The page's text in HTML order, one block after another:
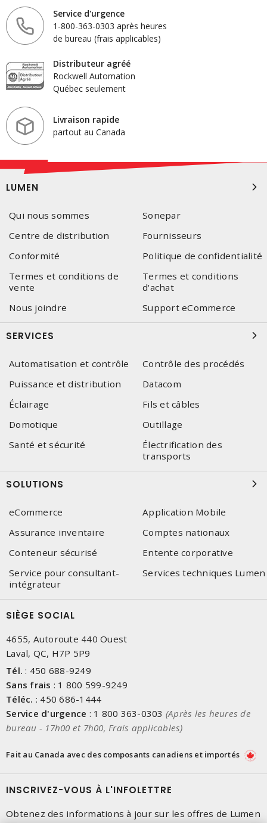
Service d'urgence
1-800-363-0303 après heures
de bureau (frais applicables)
Distributeur agréé
Rockwell Automation
Québec seulement
Livraison rapide
partout au Canada
LUMEN
Qui nous sommes
Sonepar
Centre de distribution
Fournisseurs
Conformité
Politique de confidentialité
Termes et conditions de
vente
Termes et conditions
d'achat
Nous joindre
Support eCommerce
SERVICES
Automatisation et contrôle
Contrôle des procédés
Puissance et distribution
Datacom
Éclairage
Fils et câbles
Domotique
Outillage
Santé et sécurité
Électrification des
transports
SOLUTIONS
eCommerce
Application Mobile
Assurance inventaire
Comptes nationaux
Conteneur sécurisé
Entente corporative
Service pour consultant-
intégrateur
Services techniques Lumen
SIÈGE SOCIAL
4655, Autoroute 440 Ouest
Laval, QC, H7P 5P9
Tél. : 450 688-9249
Sans frais : 1 800 599-9249
Téléc. : 450 686-1444
Service d'urgence : 1 800 363-0303 (Après les heures de
bureau - 17h00 et 7h00, Frais applicables)
Fait au Canada avec des composants canadiens et importés
INSCRIVEZ-VOUS À L'INFOLETTRE
Obtenez des informations à jour sur les offres de Lumen